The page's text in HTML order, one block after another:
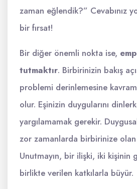
zaman eğlendik?” Cevabınız
bir fırsat!
Bir diğer önemli nokta ise,
tutmaktır. Birbirinizin bakış
problemi derinlemesine
olur. Eşinizin duygularını
yargılamamak gerekir.
zor zamanlarda birbirinize olan
Unutmayın, bir ilişki, iki kişinin
birlikte verilen katkılarla büyür.